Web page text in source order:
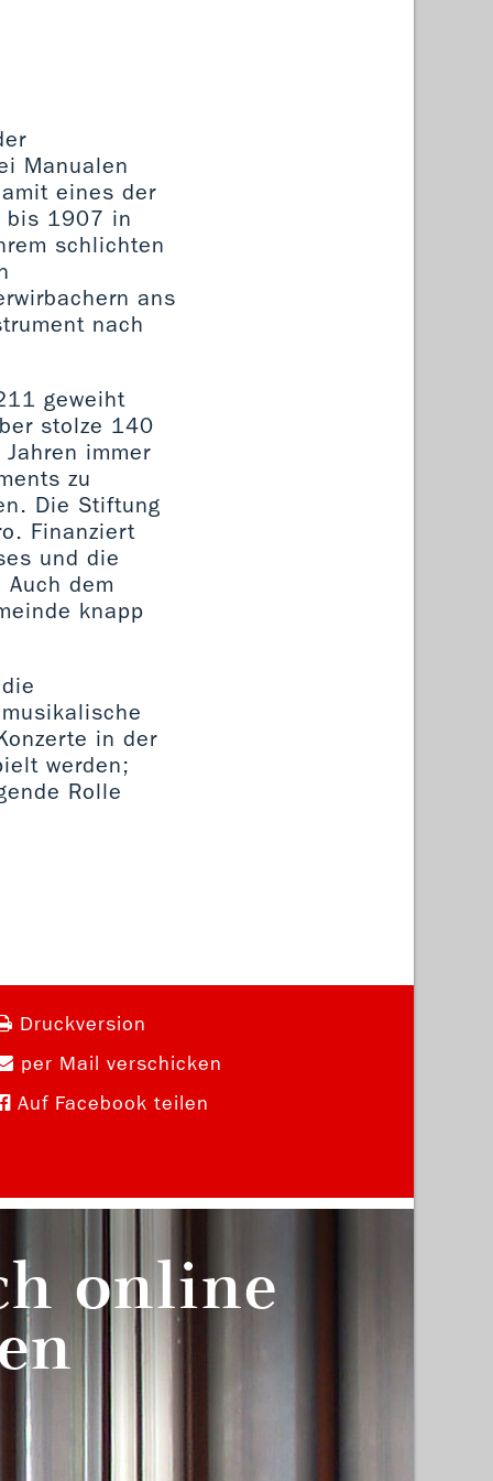
Manualen
eines der
bis 1907 in
schlichten
ans
nach
geweiht
stolze 140
immer
zu
Die Stiftung
Finanziert
und die
dem
knapp
in der
werden;
Rolle
Druckversion
per Mail verschicken
Auf Facebook teilen
online